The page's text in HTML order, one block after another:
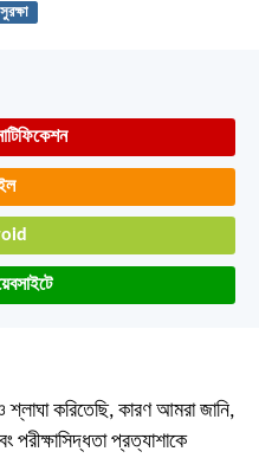
সুরক্ষা
করিতেছি, কারণ আমরা জানি,
পরীক্ষাসিদ্ধতা প্রত্যাশাকে